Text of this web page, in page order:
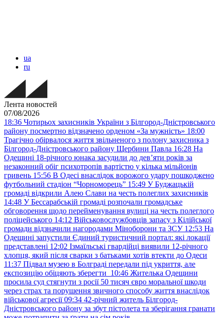
ua
ru
Лента новостей
07/08/2026
18:36 Чотирьох захисників України з Білгород-Дністровського
району посмертно відзначено орденом «За мужність» 18:00
Трагічно обірвалося життя звільненого з полону захисника з
Білгород-Дністровського району Щербини Павла 16:28 На
Одещині 18-річного юнака засудили до дев’яти років за
незаконний обіг психотропів вартістю у кілька мільйонів
гривень 15:56 В Одесі внаслідок ворожого удару пошкоджено
футбольний стадіон “Чорноморець” 15:49 У Буджацькій
громаді відкрили Алею Слави на честь полеглих захисників
14:48 У Бессарабській громаді розпочали громадське
обговорення щодо перейменування вулиці на честь полеглого
поліцейського 14:12 Військовослужбовців запасу з Кілійської
громади відзначили нагородами Міноборони та ЗСУ 12:53 На
Одещині запустили Єдиний туристичний портал: які локації
представлені 12:02 Ізмаїльські гвардійці виявили 12-річного
хлопця, який після сварки з батьками хотів втекти до Одеси
11:37 Підвал музею в Болграді передали під укриття, але
експозицію обіцяють зберегти 10:46 Жителька Одещини
просила суд стягнути з росії 50 тисяч євро моральної шкоди
через страх та порушення звичного способу життя внаслідок
військової агресії 09:34 42-річний житель Білгород-
Дністровського району за збут пістолета та зберігання гранати